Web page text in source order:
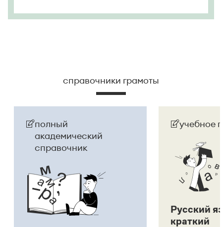
справочники грамоты
полный
академический
справочник
учебное
Русский
краткий